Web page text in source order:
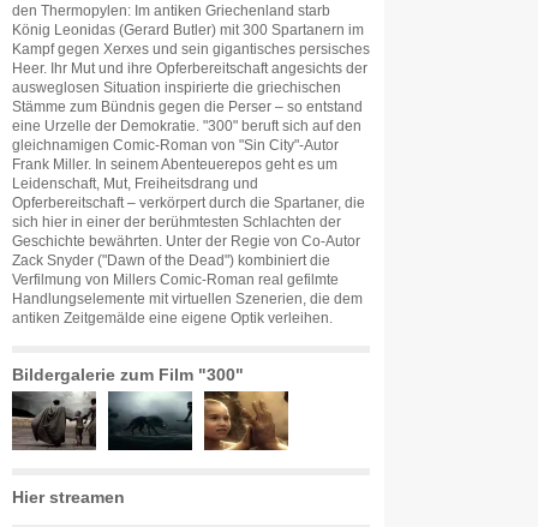
den Thermopylen: Im antiken Griechenland starb
König Leonidas (Gerard Butler) mit 300 Spartanern im
Kampf gegen Xerxes und sein gigantisches persisches
Heer. Ihr Mut und ihre Opferbereitschaft angesichts der
ausweglosen Situation inspirierte die griechischen
Stämme zum Bündnis gegen die Perser – so entstand
eine Urzelle der Demokratie. "300" beruft sich auf den
gleichnamigen Comic-Roman von "Sin City"-Autor
Frank Miller. In seinem Abenteuerepos geht es um
Leidenschaft, Mut, Freiheitsdrang und
Opferbereitschaft – verkörpert durch die Spartaner, die
sich hier in einer der berühmtesten Schlachten der
Geschichte bewährten. Unter der Regie von Co-Autor
Zack Snyder ("Dawn of the Dead") kombiniert die
Verfilmung von Millers Comic-Roman real gefilmte
Handlungselemente mit virtuellen Szenerien, die dem
antiken Zeitgemälde eine eigene Optik verleihen.
Bildergalerie zum Film "300"
Hier streamen